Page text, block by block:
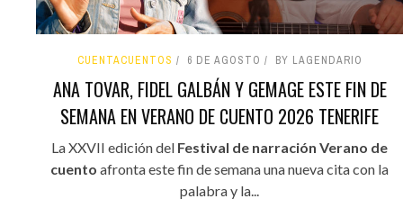
CUENTACUENTOS 6 DE AGOSTO BY LAGENDARIO
ANA TOVAR, FIDEL GALBÁN Y GEMAGE ESTE FIN DE
SEMANA EN VERANO DE CUENTO 2026 TENERIFE
La XXVII edición del Festival de narración Verano de
cuento afronta este fin de semana una nueva cita con la
palabra y la...